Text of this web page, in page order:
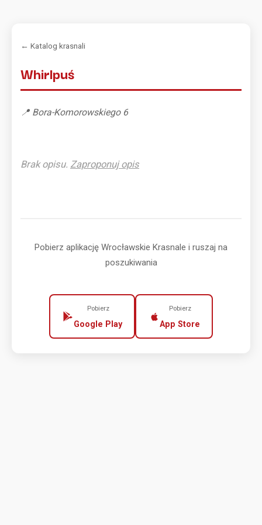
← Katalog krasnali
Whirlpuś
📍 Bora-Komorowskiego 6
Brak opisu. Zaproponuj opis
Pobierz aplikację Wrocławskie Krasnale i ruszaj na
poszukiwania
Pobierz
Google Play
Pobierz
App Store